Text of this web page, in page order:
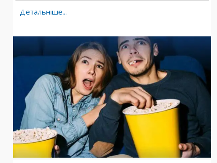
Детальніше...